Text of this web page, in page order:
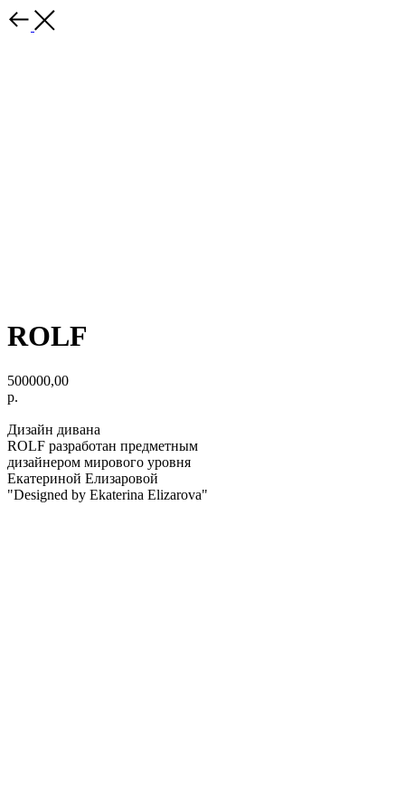
ROLF
500000,00
р.
Дизайн дивана
ROLF разработан предметным
дизайнером мирового уровня
Екатериной Елизаровой
"Designed by Ekaterina Elizarova"